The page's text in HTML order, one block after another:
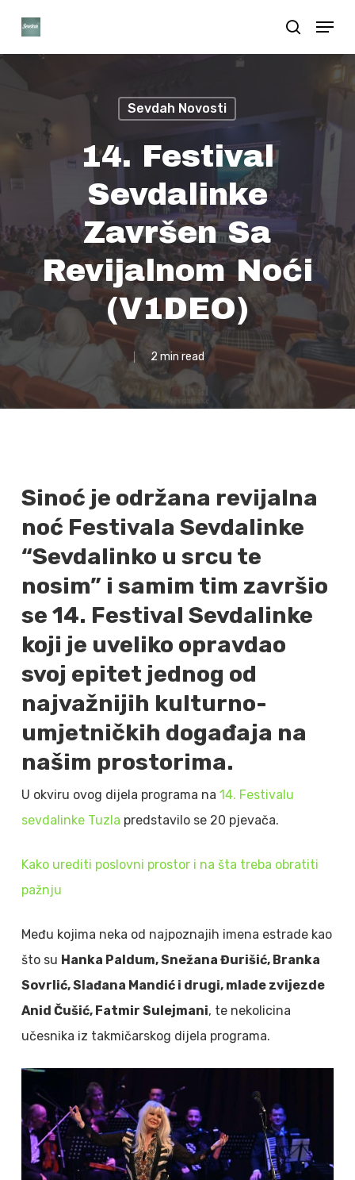
search
Menu
Sevdah Novosti
14. Festival
Sevdalinke
Završen Sa
Revijalnom Noći
(V1DEO)
2 min read
Sinoć je održana revijalna
noć Festivala Sevdalinke
“Sevdalinko u srcu te
nosim” i samim tim završio
se 14. Festival Sevdalinke
koji je uveliko opravdao
svoj epitet jednog od
najvažnijih kulturno-
umjetničkih događaja na
našim prostorima.
U okviru ovog dijela programa na 14. Festivalu
sevdalinke Tuzla predstavilo se 20 pjevača.
Kako urediti poslovni prostor i na šta treba obratiti
pažnju
Među kojima neka od najpoznajih imena estrade kao
što su Hanka Paldum, Snežana Đurišić, Branka
Sovrlić, Slađana Mandić i drugi, mlade zvijezde
Anid Čušić, Fatmir Sulejmani, te nekolicina
učesnika iz takmičarskog dijela programa.
Close
Menu